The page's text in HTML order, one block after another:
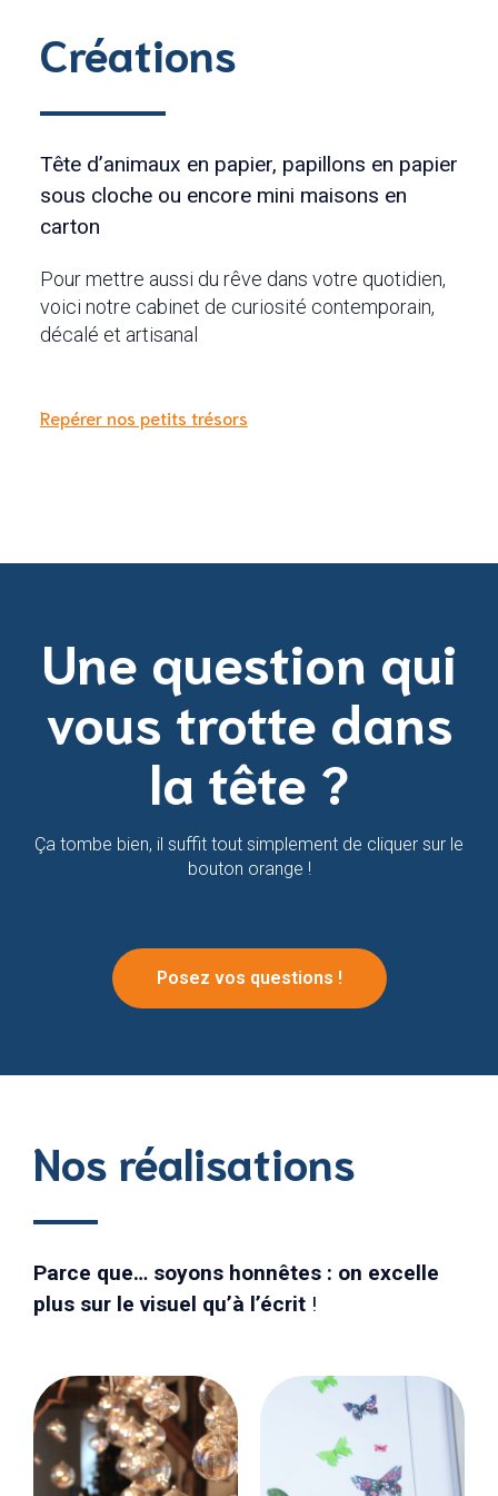
Créations
Tête d’animaux en papier, papillons en papier
sous cloche ou encore mini maisons en
carton
Pour mettre aussi du rêve dans votre quotidien,
voici notre cabinet de curiosité contemporain,
décalé et artisanal
Repérer nos petits trésors
Une question qui
vous trotte dans
la tête ?
Ça tombe bien, il suffit tout simplement de cliquer sur le
bouton orange !
Posez vos questions !
Nos réalisations
Parce que… soyons honnêtes : on excelle
plus sur le visuel qu’à l’écrit !